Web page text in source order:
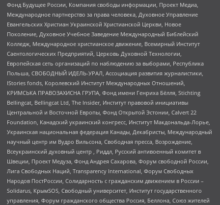
Фонд Будущее России, Компания свободы информации, Проект Медиа,
Международное партнерство за права человека, Духовное Управление
Евангельских Христиан Украинской Христианской Церкви, Новое
Поколение, Духовное Учебное Заведение Международный Библейский
Колледж, Международное христианское движение, Всемирный Институт
Саентологических Предприятий, Церковь Духовной Технологии,
Европейская сеть организаций по наблюдению за выборами, Республика
Польша, СВОБОДНЫЙ ИДЕЛЬ-УРАЛ, Ассоциация развития журналистики,
IStories fonds, Королевский Институт Международных Отношений,
КРИМСЬКА ПРАВОЗАХИСНА ГРУПА, Фонд имени Генриха Бёлля, Stichting
Bellingcat, Bellingcat Ltd, The Insider, Институт правовой инициативы
Центральной и Восточной Европы, Фонд Открытой Эстонии, Calvert 22
Foundation, Канадский украинский конгресс, Институт Макдональда-Лорье,
Украинская национальная федерация Канады, Декабристы, Международный
научный центр им Вудро Вильсона, Свободная пресса, Возрождение,
Всеукраинский духовный центр , Риддл, Русский антивоенный комитет в
Швеции, Проект Медуза, Фонд Андрея Сахарова, Форум свободной России,
Лига Свободных Наций, Transparеncy International, Форум Свободных
Народов ПостРоссии, Солидарность с гражданским движением в России –
Solidarus, КрымSOS, Свободный университет, Институт государственного
управления, Форум гражданского общества Россия, Беллона, Союз жителей